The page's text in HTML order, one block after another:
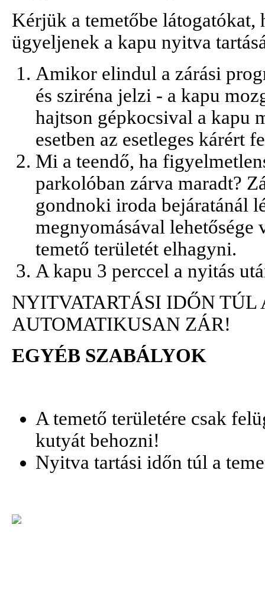
Kérjük a temetőbe látogatókat,
ügyeljenek a kapu nyitva
Amikor elindul a zárási
és sziréna jelzi - a kapu
hajtson gépkocsival a kapu
esetben az esetleges kárért
Mi a teendő, ha
parkolóban zárva maradt?
gondnoki iroda bejáratánál
megnyomásával
temető területét elhagyni.
A kapu 3 perccel a nyitás
NYITVATARTÁSI IDŐN TÚL
AUTOMATIKUSAN ZÁR!
EGYÉB SZABÁLYOK
A temető területére csak
kutyát behozni!
Nyitva tartási időn túl a